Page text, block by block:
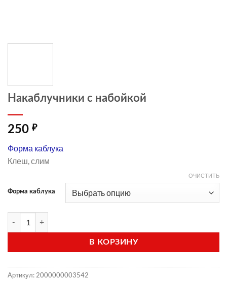
Накаблучники с набойкой
250 ₽
Форма каблука
Клеш, слим
Форма каблука
ОЧИСТИТЬ
В КОРЗИНУ
Артикул: 2000000003542